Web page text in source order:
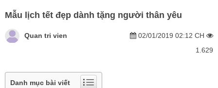
Mẫu lịch tết đẹp dành tặng người thân yêu
Quan tri vien
02/01/2019 02:12 CH
1.629
Danh mục bài viết